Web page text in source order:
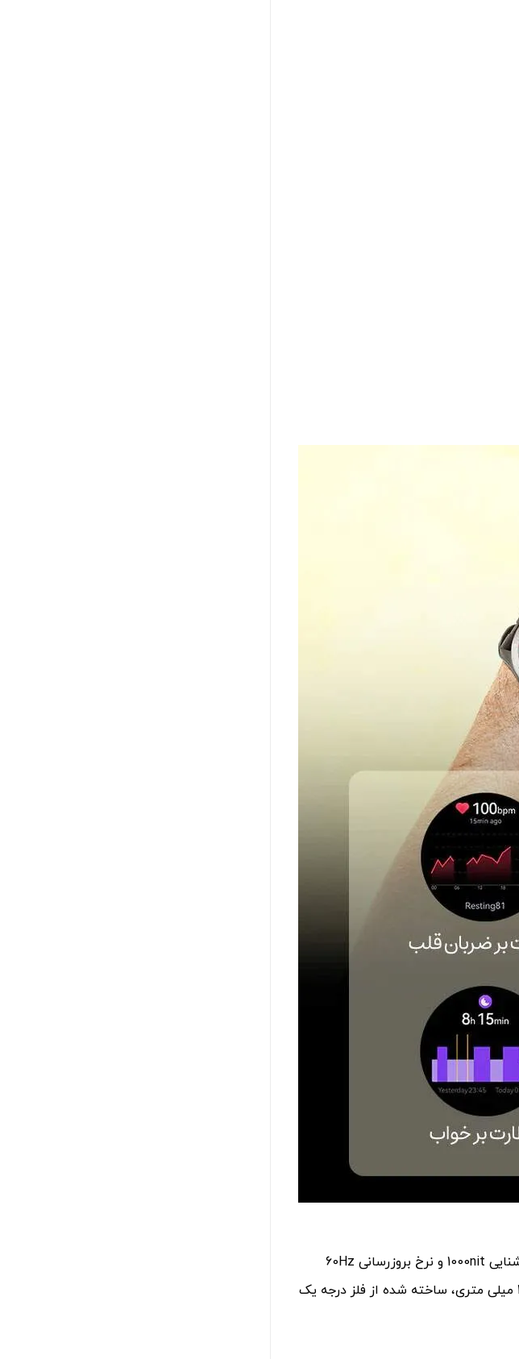
طراحی مدرن و سبک، دکمه­ی چرخشی برای انتخاب منوهای مختلف، قاب فلزی باکیفیت تقریباً 10.5 میلی متری، ساخته شده از فلز درجه یک